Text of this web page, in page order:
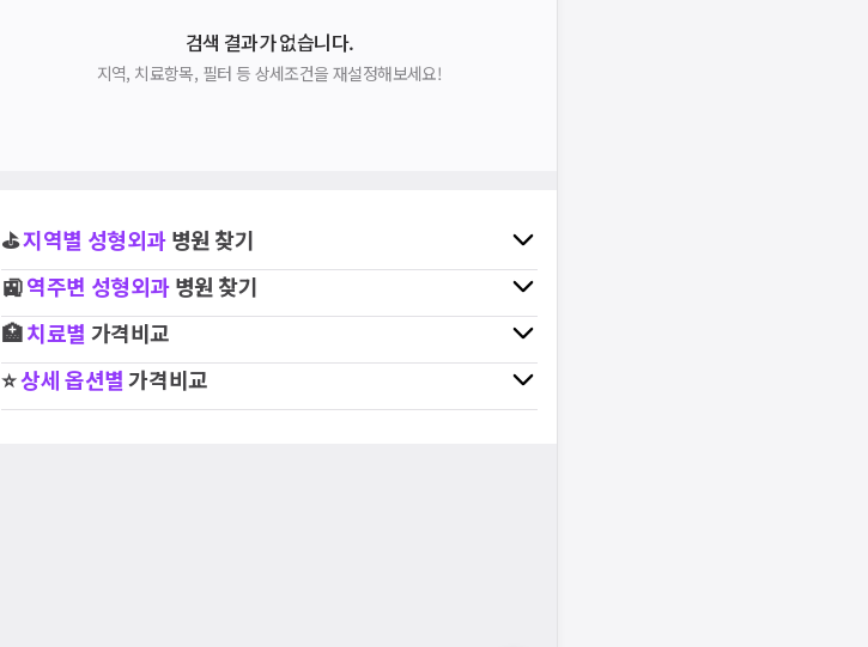
검색 결과가 없습니다.
지역, 치료항목, 필터 등 상세조건을 재설정해보세요!
⛳지역별 성형외과병원 찾기
🚉역주변 성형외과병원 찾기
🏥치료별 가격비교
⭐상세 옵션별가격비교